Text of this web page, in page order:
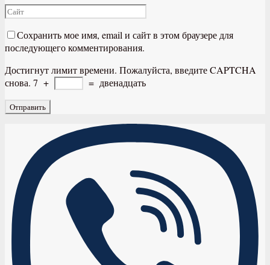
Сохранить мое имя, email и сайт в этом браузере для
последующего комментирования.
Достигнут лимит времени. Пожалуйста, введите CAPTCHA
снова. 7 + = двенадцать